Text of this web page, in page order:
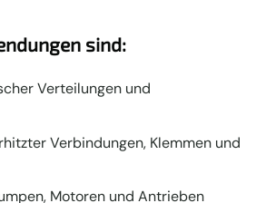
sind:
Verteilungen und
Verbindungen, Klemmen und
Motoren und Antrieben